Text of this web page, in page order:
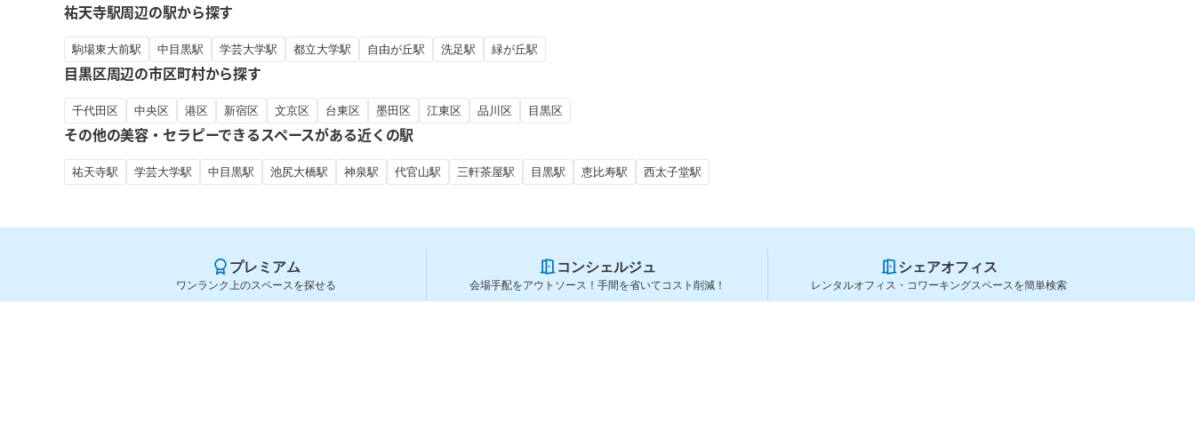
祐天寺駅周辺の駅から探す
駒場東大前駅 中目黒駅 学芸大学駅 都立大学駅 自由が丘駅 洗足駅 緑が丘駅
目黒区周辺の市区町村から探す
千代田区 中央区 港区 新宿区 文京区 台東区 墨田区 江東区 品川区 目黒区
その他の美容・セラピーできるスペースがある近くの駅
祐天寺駅 学芸大学駅 中目黒駅 池尻大橋駅 神泉駅 代官山駅 三軒茶屋駅 目黒駅 恵比寿駅 西太子堂駅
プレミアム
ワンランク上のスペースを探せる
コンシェルジュ
会場手配をアウトソース！手間を省いてコスト削減！
シェアオフィス
レンタルオフィス・コワーキングスペースを簡単検索